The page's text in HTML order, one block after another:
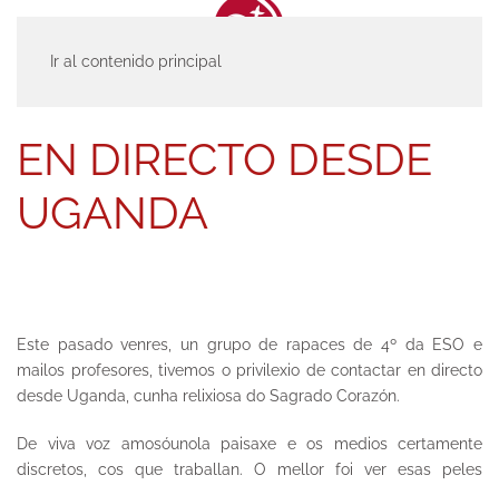
Ir al contenido principal
EN DIRECTO DESDE
UGANDA
Este pasado venres, un grupo de rapaces de 4º da ESO e
mailos profesores, tivemos o privilexio de contactar en directo
desde Uganda, cunha relixiosa do Sagrado Corazón.
De viva voz amosóunola paisaxe e os medios certamente
discretos, cos que traballan. O mellor foi ver esas peles